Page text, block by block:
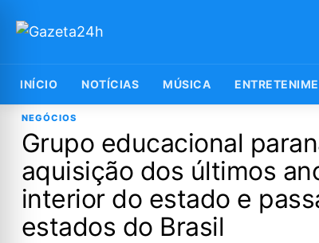
INÍCIO NOTÍCIAS MÚSICA
NEGÓCIOS
Grupo educacional
aquisição dos últimos
interior do estado e
estados do Brasil